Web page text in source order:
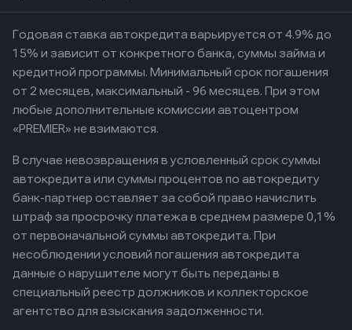
Годовая ставка автокредита варьируется от 4.9% до
15% и зависит от конкретного банка, суммы займа и
кредитной программы. Минимальный срок погашения
от 2 месяцев, максимальный - 96 месяцев. При этом
любые дополнительные комиссии автоцентром
«PREMIER» не взимаются.
В случае невозвращения в условленный срок суммы
автокредита или суммы процентов по автокредиту
банк-партнер оставляет за собой право начислить
штраф за просрочку платежа в среднем размере 0,1%
от первоначальной суммы автокредита. При
несоблюдении условий погашения автокредита
данные о нарушителе могут быть переданы в
специальный реестр должников и коллекторское
агентство для взыскания задолженности.